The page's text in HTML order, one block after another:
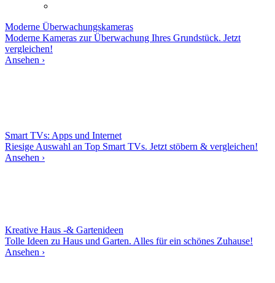
Moderne Überwachungskameras
Moderne Kameras zur Überwachung Ihres Grundstück. Jetzt
vergleichen!
Ansehen ›
Smart TVs: Apps und Internet
Riesige Auswahl an Top Smart TVs. Jetzt stöbern & vergleichen!
Ansehen ›
Kreative Haus -& Gartenideen
Tolle Ideen zu Haus und Garten. Alles für ein schönes Zuhause!
Ansehen ›